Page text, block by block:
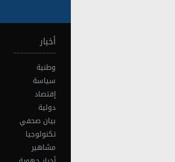
أخبار
وطنية
سياسة
إقتصاد
دولية
بيان صحفي
تكنولوجيا
مشاهير